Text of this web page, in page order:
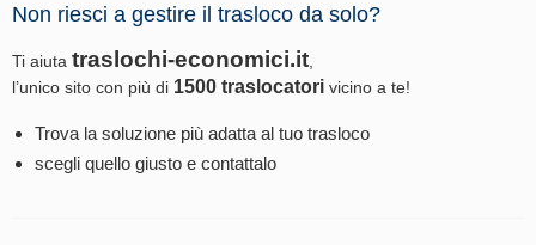
Non riesci a gestire il trasloco da solo?
Ti aiuta traslochi-economici.it
l’unico sito con più di 1500 traslocatori vicino a te!
Trova la soluzione più adatta al tuo trasloco
scegli quello giusto e contattalo